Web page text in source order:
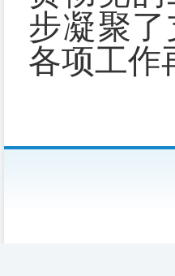
步凝聚
各项工作